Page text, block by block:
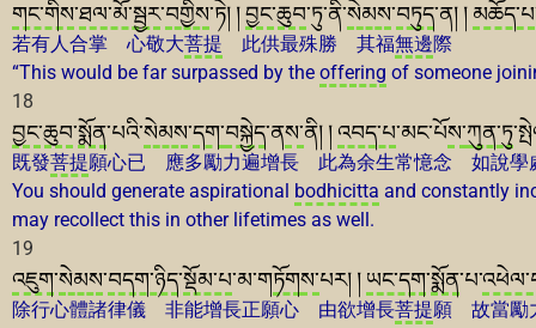
གང་གིས་ཐལ་མོ་སྦྱར་བགྱིས་ཏེ། །བྱང་ཆུབ་ཏུ་ནི་སེམས་བཏུད་ན། ། མཆོད་པ
若有人合掌 心敬大菩提 此供最殊勝 其福無邊際
“This would be far surpassed by the offering of someone
18
བྱང་ཆུབ་སྨོན་པའི་སེམས་དག་བསྐྱེད་ནས་ནི། །འབད་པ་མང་པོས་ཀུན་ཏུ
既發菩提願心已 應多勵力遍增長 此為余生常憶念 如說學
You should generate aspirational bodhicitta and constantly
may recollect this in other lifetimes as well.
19
འཇུག་སེམས་བདག་ཉིད་སྡོམ་པ་མ་གཏོགས་པར། ། ཡང་དག་སྨོན་པ་
除行心體諸律儀 非能增長正願心 由欲增長菩提願 故當勵